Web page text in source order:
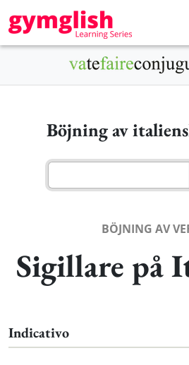
Böjning av
BÖJNING AV
Sigillare på
Indicativo